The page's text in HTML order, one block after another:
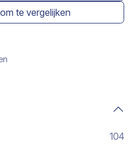
te vergelijken
104